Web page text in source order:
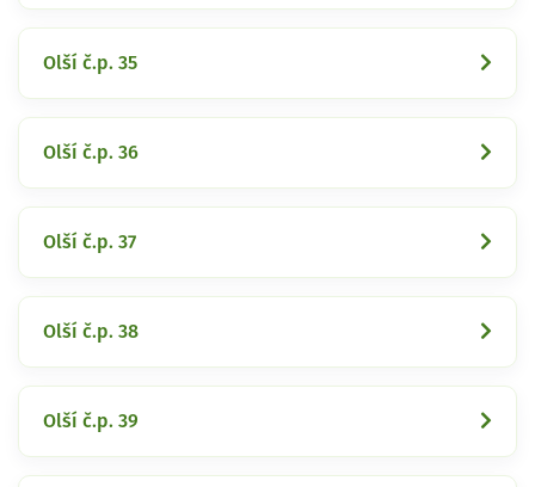
Olší č.p. 35
Olší č.p. 36
Olší č.p. 37
Olší č.p. 38
Olší č.p. 39